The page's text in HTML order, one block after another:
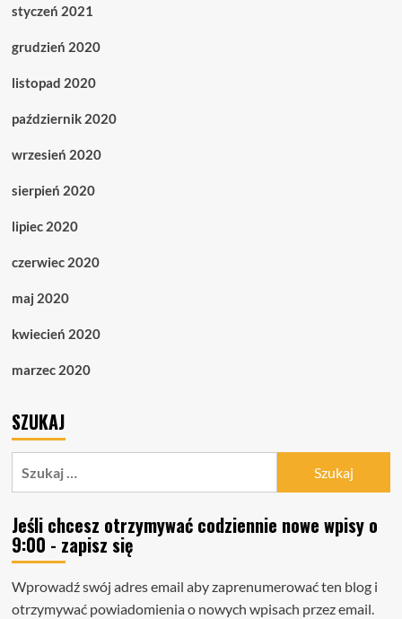
styczeń 2021
grudzień 2020
listopad 2020
październik 2020
wrzesień 2020
sierpień 2020
lipiec 2020
czerwiec 2020
maj 2020
kwiecień 2020
marzec 2020
SZUKAJ
Jeśli chcesz otrzymywać codziennie nowe wpisy o
9:00 - zapisz się
Wprowadź swój adres email aby zaprenumerować ten blog i
otrzymywać powiadomienia o nowych wpisach przez email.